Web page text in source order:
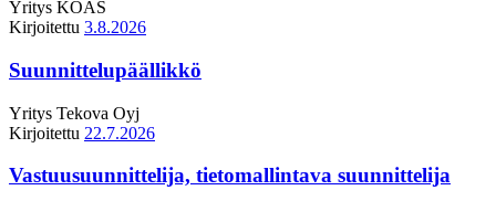
Yritys KOAS
Kirjoitettu 3.8.2026
Suunnittelupäällikkö
Yritys Tekova Oyj
Kirjoitettu 22.7.2026
Vastuusuunnittelija, tietomallintava suunnittelija